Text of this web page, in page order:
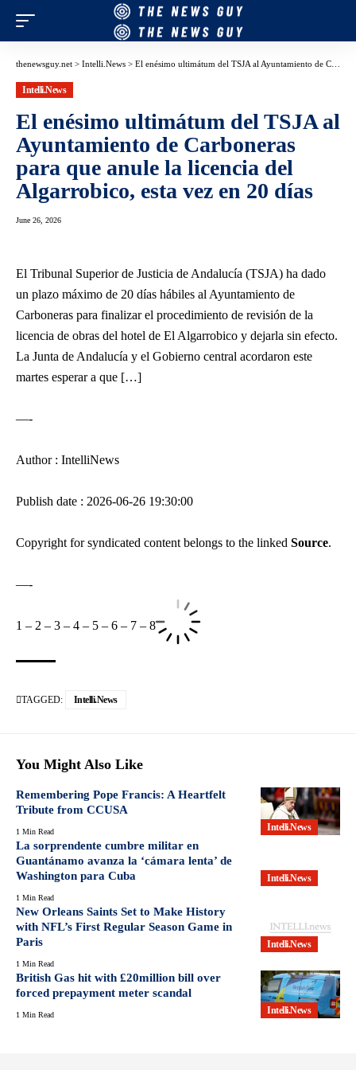
thenewsguy.net > Intelli.News > El enésimo ultimátum del TSJA al Ayuntamiento de Carboneras para que anule la licencia del Algarrobico, esta vez en 20 días
Intelli.News
El enésimo ultimátum del TSJA al
Ayuntamiento de Carboneras
para que anule la licencia del
Algarrobico, esta vez en 20 días
June 26, 2026
El Tribunal Superior de Justicia de Andalucía (TSJA) ha dado
un plazo máximo de 20 días hábiles al Ayuntamiento de
Carboneras para finalizar el procedimiento de revisión de la
licencia de obras del hotel de El Algarrobico y dejarla sin efecto.
La Junta de Andalucía y el Gobierno central acordaron este
martes esperar a que […]
—-
Author : IntelliNews
Publish date : 2026-06-26 19:30:00
Copyright for syndicated content belongs to the linked Source.
—-
1 – 2 – 3 – 4 – 5 – 6 – 7 – 8
TAGGED: Intelli.News
You Might Also Like
Intelli.News
Remembering Pope Francis: A Heartfelt
Tribute from CCUSA
1 Min Read
Intelli.News
La sorprendente cumbre militar en
Guantánamo avanza la ‘cámara lenta’ de
Washington para Cuba
1 Min Read
Intelli.News
New Orleans Saints Set to Make History
with NFL’s First Regular Season Game in
Paris
1 Min Read
Intelli.News
British Gas hit with £20million bill over
forced prepayment meter scandal
1 Min Read